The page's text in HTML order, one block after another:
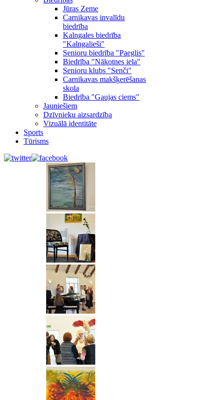
Jūras Zeme
Carnikavas invalīdu
biedrība
Kalngales biedrība
"Kalngalieši"
Senioru biedrība "Paeglis"
Biedrība "Nākotnes iela"
Senioru klubs "Senči"
Carnikavas makšķerēšanas
skola
Biedrība "Gaujas ciems"
Jauniešiem
Dzīvnieku aizsardzība
Vizuālā identitāte
Sports
Tūrisms